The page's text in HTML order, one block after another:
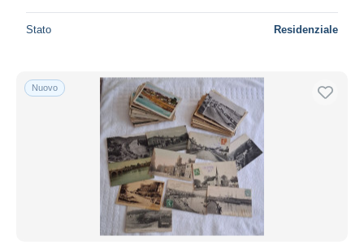
Stato Residenziale
Nuovo